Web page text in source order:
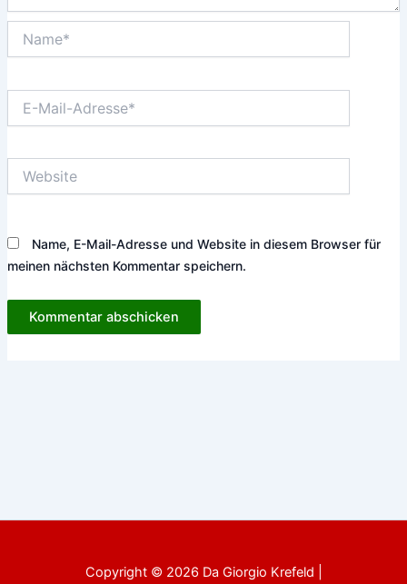
Mail-
Name, E-Mail-Adresse und Website in diesem Browser für
meinen nächsten Kommentar speichern.
Copyright © 2026 Da Giorgio Krefeld |